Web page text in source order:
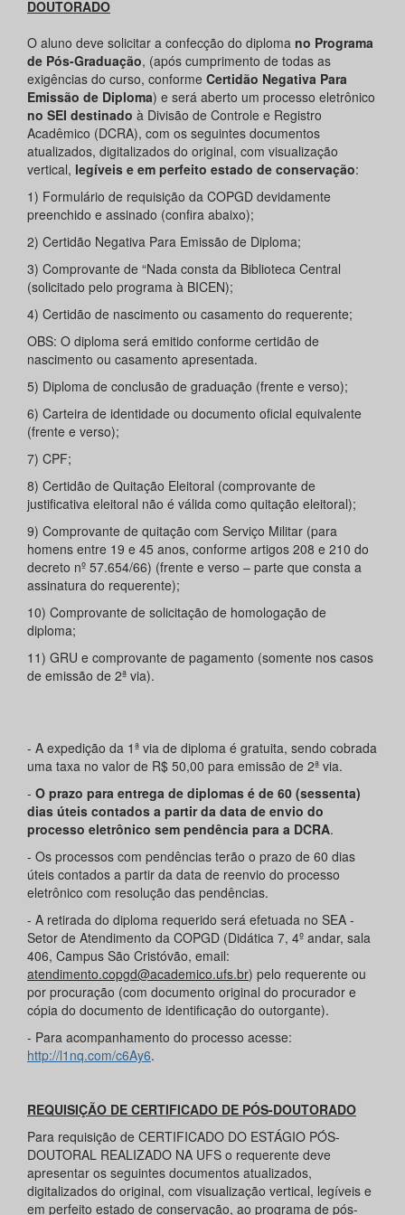
DOUTORADO
O aluno deve solicitar a confecção do diploma no Programa
de Pós-Graduação, (após cumprimento de todas as
exigências do curso, conforme Certidão Negativa Para
Emissão de Diploma) e será aberto um processo eletrônico
no SEI destinado à Divisão de Controle e Registro
Acadêmico (DCRA), com os seguintes documentos
atualizados, digitalizados do original, com visualização
vertical, legíveis e em perfeito estado de conservação:
1) Formulário de requisição da COPGD devidamente
preenchido e assinado (confira abaixo);
2) Certidão Negativa Para Emissão de Diploma;
3) Comprovante de “Nada consta da Biblioteca Central
(solicitado pelo programa à BICEN);
4) Certidão de nascimento ou casamento do requerente;
OBS: O diploma será emitido conforme certidão de
nascimento ou casamento apresentada.
5) Diploma de conclusão de graduação (frente e verso);
6) Carteira de identidade ou documento oficial equivalente
(frente e verso);
7) CPF;
8) Certidão de Quitação Eleitoral (comprovante de
justificativa eleitoral não é válida como quitação eleitoral);
9) Comprovante de quitação com Serviço Militar (para
homens entre 19 e 45 anos, conforme artigos 208 e 210 do
decreto nº 57.654/66) (frente e verso – parte que consta a
assinatura do requerente);
10) Comprovante de solicitação de homologação de
diploma;
11) GRU e comprovante de pagamento (somente nos casos
de emissão de 2ª via).
- A expedição da 1ª via de diploma é gratuita, sendo cobrada
uma taxa no valor de R$ 50,00 para emissão de 2ª via.
- O prazo para entrega de diplomas é de 60 (sessenta)
dias úteis contados a partir da data de envio do
processo eletrônico sem pendência para a DCRA.
- Os processos com pendências terão o prazo de 60 dias
úteis contados a partir da data de reenvio do processo
eletrônico com resolução das pendências.
- A retirada do diploma requerido será efetuada no SEA -
Setor de Atendimento da COPGD (Didática 7, 4º andar, sala
406, Campus São Cristóvão, email:
atendimento.copgd@academico.ufs.br) pelo requerente ou
por procuração (com documento original do procurador e
cópia do documento de identificação do outorgante).
- Para acompanhamento do processo acesse:
http://l1nq.com/c6Ay6.
REQUISIÇÃO DE CERTIFICADO DE PÓS-DOUTORADO
Para requisição de CERTIFICADO DO ESTÁGIO PÓS-
DOUTORAL REALIZADO NA UFS o requerente deve
apresentar os seguintes documentos atualizados,
digitalizados do original, com visualização vertical, legíveis e
em perfeito estado de conservação, ao programa de pós-